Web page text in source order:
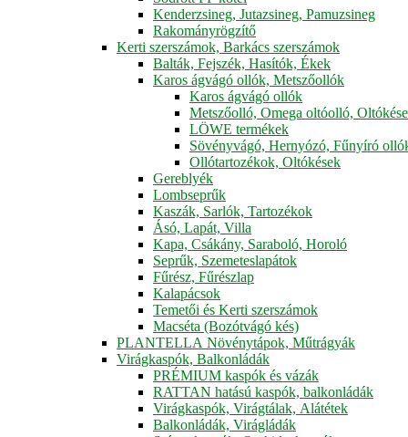
Kenderzsineg, Jutazsineg, Pamuzsineg
Rakományrögzítő
Kerti szerszámok, Barkács szerszámok
Balták, Fejszék, Hasítók, Ékek
Karos ágvágó ollók, Metszőollók
Karos ágvágó ollók
Metszőolló, Omega oltóolló,
LÖWE termékek
Sövényvágó, Hernyózó, Fűnyíró
Ollótartozékok, Oltókések
Gereblyék
Lombseprűk
Kaszák, Sarlók, Tartozékok
Ásó, Lapát, Villa
Kapa, Csákány, Saraboló, Horoló
Seprűk, Szemeteslapátok
Fűrész, Fűrészlap
Kalapácsok
Temetői és Kerti szerszámok
Macséta (Bozótvágó kés)
PLANTELLA Növénytápok, Műtrágyák
Virágkaspók, Balkonládák
PRÉMIUM kaspók és vázák
RATTAN hatású kaspók, balkonládák
Virágkaspók, Virágtálak, Alátétek
Balkonládák, Virágládák